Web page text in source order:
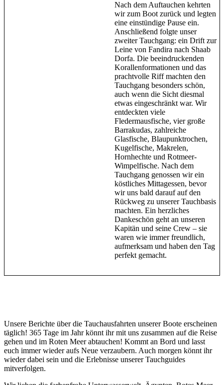
Nach dem Auftauchen kehrten
wir zum Boot zurück und legten
eine einstündige Pause ein.
Anschließend folgte unser
zweiter Tauchgang: ein Drift zur
Leine von Fandira nach Shaab
Dorfa. Die beeindruckenden
Korallenformationen und das
prachtvolle Riff machten den
Tauchgang besonders schön,
auch wenn die Sicht diesmal
etwas eingeschränkt war. Wir
entdeckten viele
Fledermausfische, vier große
Barrakudas, zahlreiche
Glasfische, Blaupunktrochen,
Kugelfische, Makrelen,
Hornhechte und Rotmeer-
Wimpelfische. Nach dem
Tauchgang genossen wir ein
köstliches Mittagessen, bevor
wir uns bald darauf auf den
Rückweg zu unserer Tauchbasis
machten. Ein herzliches
Dankeschön geht an unseren
Kapitän und seine Crew – sie
waren wie immer freundlich,
aufmerksam und haben den Tag
perfekt gemacht.
Unsere Berichte über die Tauchausfahrten unserer Boote erscheinen
täglich! 365 Tage im Jahr könnt ihr mit uns zusammen auf die Reise
gehen und im Roten Meer abtauchen! Kommt an Bord und lasst
euch immer wieder aufs Neue verzaubern. Auch morgen könnt ihr
wieder dabei sein und die Erlebnisse unserer Tauchguides
mitverfolgen.